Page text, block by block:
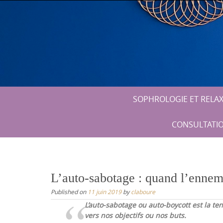
SOPHROLOGIE ET
L’auto-sabotage : quand
Published on 11 juin 2019byclaboure
L’auto-sabotage ou auto-boycott est la
vers nos objectifs ou nos buts.